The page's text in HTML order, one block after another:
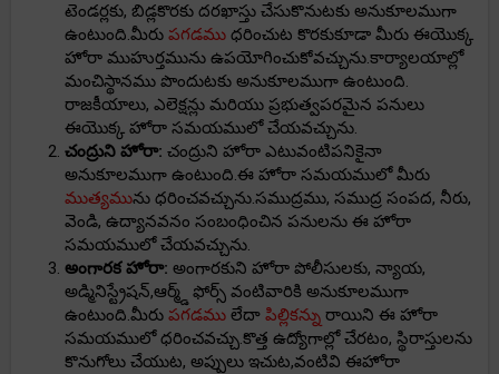
టెండర్లకు, బిడ్లకొరకు దరఖాస్తు చేసుకొనుటకు అనుకూలముగా
ఉంటుంది.మీరు పగడము ధరించుట కొరకుకూడా మీరు ఈయొక్క
హోరా ముహుర్తమును ఉపయోగించుకోవచ్చును.కార్యాలయాల్లో
మంచిస్థానము పొందుటకు అనుకూలముగా ఉంటుంది.
రాజకీయాలు, ఎలెక్షన్లు మరియు ప్రభుత్వపరమైన పనులు
ఈయొక్క హోరా సమయములో చేయవచ్చును.
చంద్రుని హోరా: చంద్రుని హోరా ఎటువంటిపనికైనా
అనుకూలముగా ఉంటుంది.ఈ హోరా సమయములో మీరు
ముత్యమును ధరించవచ్చును.సముద్రము, సముద్ర సంపద, నీరు,
వెండి, ఉద్యానవనం సంబంధించిన పనులను ఈ హోరా
సమయములో చేయవచ్చును.
అంగారక హోరా: అంగారకుని హోరా పోలీసులకు, న్యాయ,
అడ్మినిస్ట్రేషన్,ఆర్మ్డ్ ఫోర్స్ వంటివారికి అనుకూలముగా
ఉంటుంది.మీరు పగడము లేదా పిల్లికన్ను రాయిని ఈ హోరా
సమయములో ధరించవచ్చు.కొత్త ఉద్యోగాల్లో చేరటం, స్థిరాస్తులను
కొనుగోలు చేయుట, అప్పులు ఇచుట,వంటివి ఈహోరా